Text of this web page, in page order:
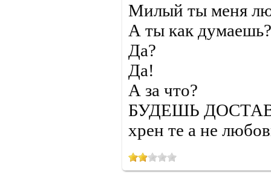
Милый ты меня
А ты как думаешь?
Да?
Да!
А за что?
БУДЕШЬ
хрен те а не